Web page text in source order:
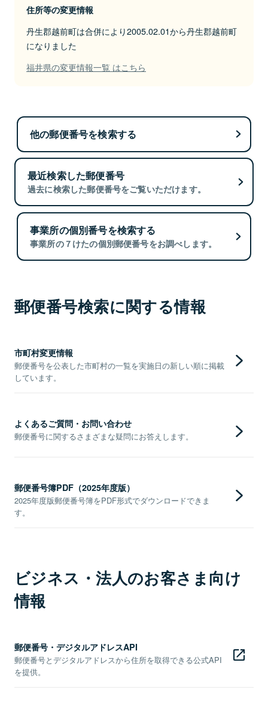
住所等の変更情報
丹生郡越前町は合併により2005.02.01から丹生郡越前町
になりました
福井県の変更情報一覧 はこちら
他の郵便番号を検索する
最近検索した郵便番号
過去に検索した郵便番号をご覧いただけます。
事業所の個別番号を検索する
事業所の７けたの個別郵便番号をお調べします。
郵便番号検索に関する情報
市町村変更情報
郵便番号を公表した市町村の一覧を実施日の新しい順に掲載
しています。
よくあるご質問・お問い合わせ
郵便番号に関するさまざまな疑問にお答えします。
郵便番号簿PDF（2025年度版）
2025年度版郵便番号簿をPDF形式でダウンロードできま
す。
ビジネス・法人のお客さま向け
情報
郵便番号・デジタルアドレスAPI
郵便番号とデジタルアドレスから住所を取得できる公式API
を提供。